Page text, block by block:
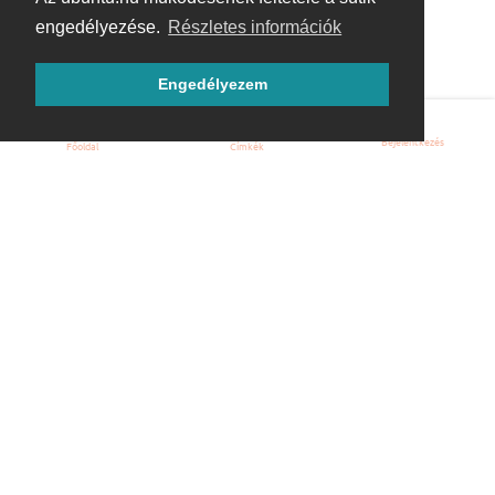
engedélyezése. Részletes információk
Engedélyezem
Főoldal Címkék Bejelentkezés